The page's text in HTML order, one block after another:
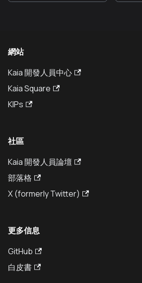
網站
Kaia 開發人員中心
Kaia Square
KIPs
社區
Kaia 開發人員論壇
部落格
X (formerly Twitter)
更多信息
GitHub
白皮書